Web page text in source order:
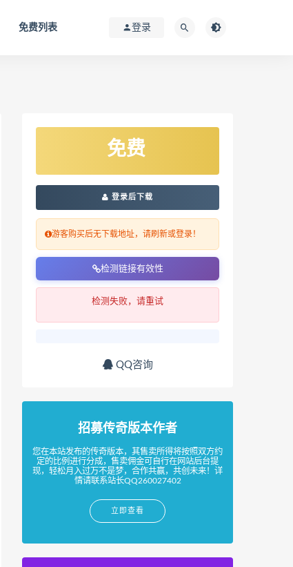
免费列表 登录
免费
登录后下载
游客购买后无下载地址，请刷新或登录！
检测链接有效性
检测失败，请重试
QQ咨询
招募传奇版本作者
您在本站发布的传奇版本，其售卖所得将按照双方约
定的比例进行分成，售卖佣金可自行在网站后台提
现，轻松月入过万不是梦，合作共赢，共创未来！详
情请联系站长QQ260027402
立即查看